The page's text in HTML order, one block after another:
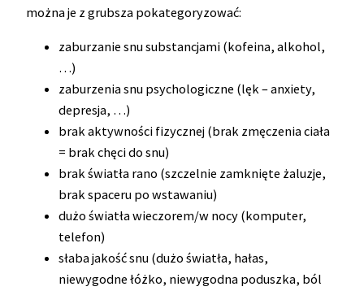
można je z grubsza pokategoryzować:
zaburzanie snu substancjami (kofeina, alkohol,
…)
zaburzenia snu psychologiczne (lęk – anxiety,
depresja, …)
brak aktywności fizycznej (brak zmęczenia ciała
= brak chęci do snu)
brak światła rano (szczelnie zamknięte żaluzje,
brak spaceru po wstawaniu)
dużo światła wieczorem/w nocy (komputer,
telefon)
słaba jakość snu (dużo światła, hałas,
niewygodne łóżko, niewygodna poduszka, ból